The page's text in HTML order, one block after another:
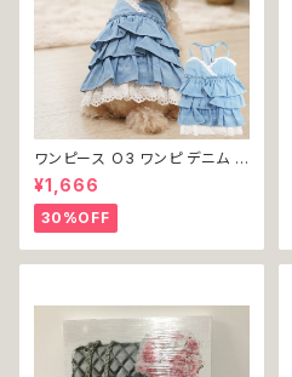
ワンピース O3 ワンピ デニム プ
リーツ レース 女の子 犬 犬服
小型 猫 服 洋服 ペット dog ド
ッグウェア おしゃれ かわいい 返
品交換不可
¥1,666
30%OFF